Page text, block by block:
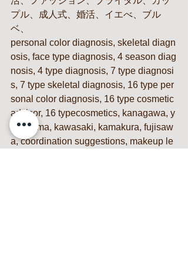
プル、成人式、婚活、イエべ、ブル
ベ、
personal color diagnosis, skeletal diagn
osis, face type diagnosis, 4 season diag
nosis, 4 type diagnosis, 7 type diagnosi
s, 7 type skeletal diagnosis, 16 type per
sonal color diagnosis, 16 type cosmetic
advisor, 16 typecosmetics, kanagawa, y
okohama, kawasaki, kamakura, fujisaw
a, coordination suggestions, makeup le